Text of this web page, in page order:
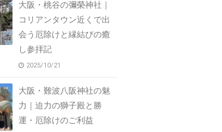
大阪・桃谷の彌榮神社｜
コリアンタウン近くで出
会う厄除けと縁結びの癒
し参拝記
2025/10/21
大阪・難波八阪神社の魅
力｜迫力の獅子殿と勝
運・厄除けのご利益